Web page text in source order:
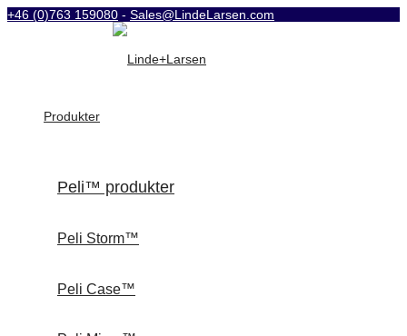
+46 (0)763 159080 - Sales@LindeLarsen.com
Produkter
Peli™ produkter
Peli Storm™
Peli Case™